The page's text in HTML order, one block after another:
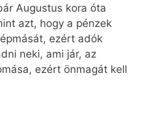
Augustus kora óta
azt, hogy a pénzek
ezért adók
neki, ami jár, az
ezért önmagát kell